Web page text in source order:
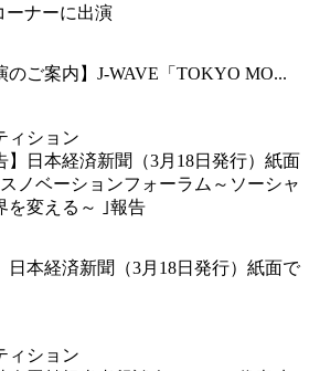
のご案内】J-WAVE「TOKYO MO...
ィション
日本経済新聞（3月18日発行）紙面で
ィション